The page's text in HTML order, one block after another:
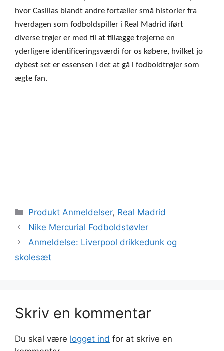
hvor Casillas blandt andre fortæller små historier fra
hverdagen som fodboldspiller i Real Madrid iført
diverse trøjer er med til at tillægge trøjerne en
yderligere identificeringsværdi for os købere, hvilket jo
dybest set er essensen i det at gå i fodboldtrøjer som
ægte fan.
Kategorier
Produkt Anmeldelser, Real Madrid
Nike Mercurial Fodboldstøvler
Anmeldelse: Liverpool drikkedunk og
skolesæt
Skriv en kommentar
Du skal være logget ind for at skrive en